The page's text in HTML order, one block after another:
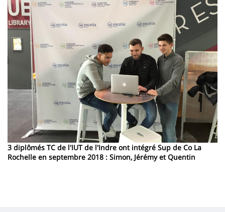
3 diplômés TC de l'IUT de l'Indre ont intégré Sup de Co La
Rochelle en septembre 2018 : Simon, Jérémy et Quentin